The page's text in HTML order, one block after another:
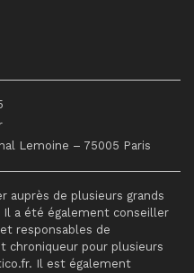
Lemoine – 75005 Paris
auprès de plusieurs grands
Il a été également conseiller
responsables de
pour plusieurs
Il est également